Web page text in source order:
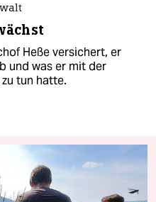
Heße versichert, er
und was er mit der
tun hatte.